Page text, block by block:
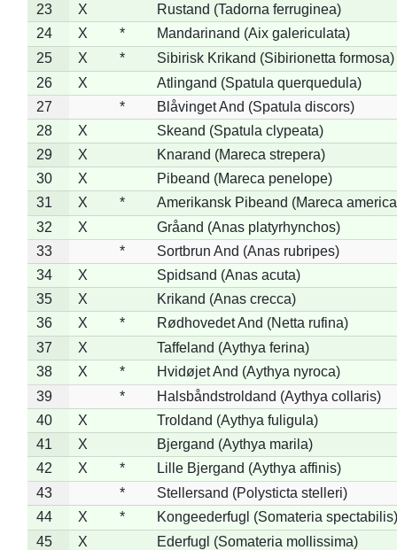
23
X
Rustand (Tadorna ferruginea)
24
X *
Mandarinand (Aix galericulata)
25
X *
Sibirisk Krikand (Sibirionetta formosa)
26
X
Atlingand (Spatula querquedula)
27
*
Blåvinget And (Spatula discors)
28
X
Skeand (Spatula clypeata)
29
X
Knarand (Mareca strepera)
30
X
Pibeand (Mareca penelope)
31
X *
Amerikansk Pibeand (Mareca
32
X
Gråand (Anas platyrhynchos)
33
*
Sortbrun And (Anas rubripes)
34
X
Spidsand (Anas acuta)
35
X
Krikand (Anas crecca)
36
X *
Rødhovedet And (Netta rufina)
37
X
Taffeland (Aythya ferina)
38
X *
Hvidøjet And (Aythya nyroca)
39
*
Halsbåndstroldand (Aythya collaris)
40
X
Troldand (Aythya fuligula)
41
X
Bjergand (Aythya marila)
42
X *
Lille Bjergand (Aythya affinis)
43
*
Stellersand (Polysticta stelleri)
44
X *
Kongeederfugl (Somateria spectabilis)
45
X
Ederfugl (Somateria mollissima)